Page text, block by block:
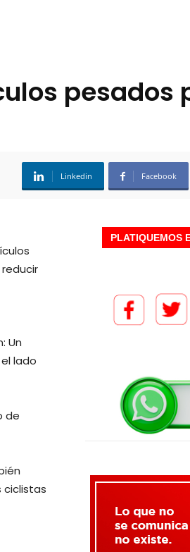
pesados
Linkedin Facebook
Un
lado
de
ciclistas
PLATIQUEMOS